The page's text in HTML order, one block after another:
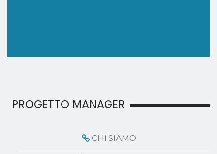
PROGETTO MANAGER
CHI SIAMO